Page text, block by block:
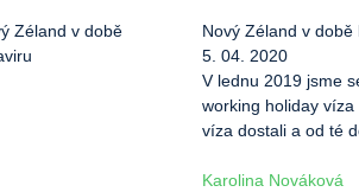
Nový Zéland v době
5. 04. 2020
V lednu 2019 jsme
working holiday
víza dostali a od té
Karolina Nováková